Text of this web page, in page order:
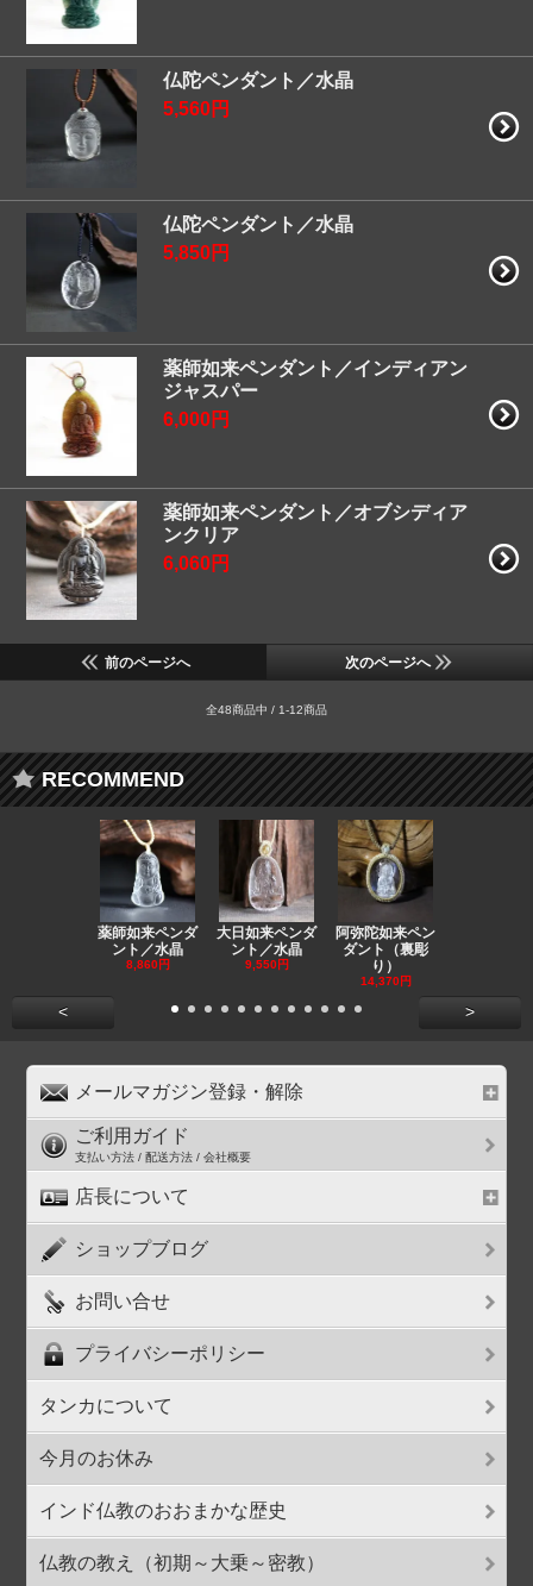
仏陀ペンダント／水晶
5,560円
仏陀ペンダント／水晶
5,850円
薬師如来ペンダント／インディアン
ジャスパー
6,000円
薬師如来ペンダント／オブシディア
ンクリア
6,060円
前のページへ 次のページへ
全48商品中 / 1-12商品
RECOMMEND
薬師如来ペンダ
ント／水晶
8,860円
大日如来ペンダ
ント／水晶
9,550円
阿弥陀如来ペン
ダント（裏彫
り）
14,370円
< >
メールマガジン登録・解除
ご利用ガイド
支払い方法 / 配送方法 / 会社概要
店長について
ショップブログ
お問い合せ
プライバシーポリシー
タンカについて
今月のお休み
インド仏教のおおまかな歴史
仏教の教え（初期～大乗～密教）